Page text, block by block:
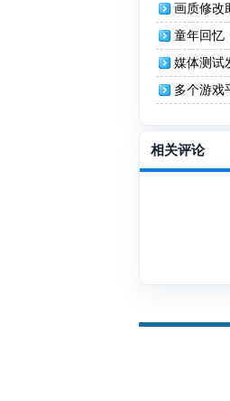
画质修改
童年回忆
登陆
媒体测试
s 11
多个游戏
相关评论